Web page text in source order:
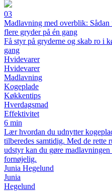
03
Madlavning med overblik:
flere gryder på én gang
Få styr på gryderne og skab ro i
gang
Hvidevarer
Hvidevarer
Madlavning
Kogeplade
Køkkentips
Hverdagsmad
Effektivitet
6 min
Lær hvordan du udnytter
tilberedes samtidig. Med de
udstyr kan du gøre
fornøjelig.
Junia Hegelund
Junia
Hegelund